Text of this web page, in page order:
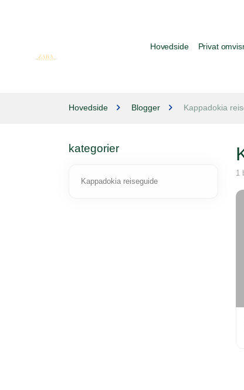
Hovedside Privat
Hovedside Blogger Kappadokia
kategorier
Kappadokia reiseguide
1